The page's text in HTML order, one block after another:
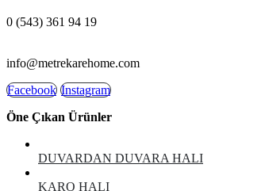
0 (543) 361 94 19
info@metrekarehome.com
Facebook Instagram
Öne Çıkan Ürünler
DUVARDAN DUVARA HALI
KARO HALI